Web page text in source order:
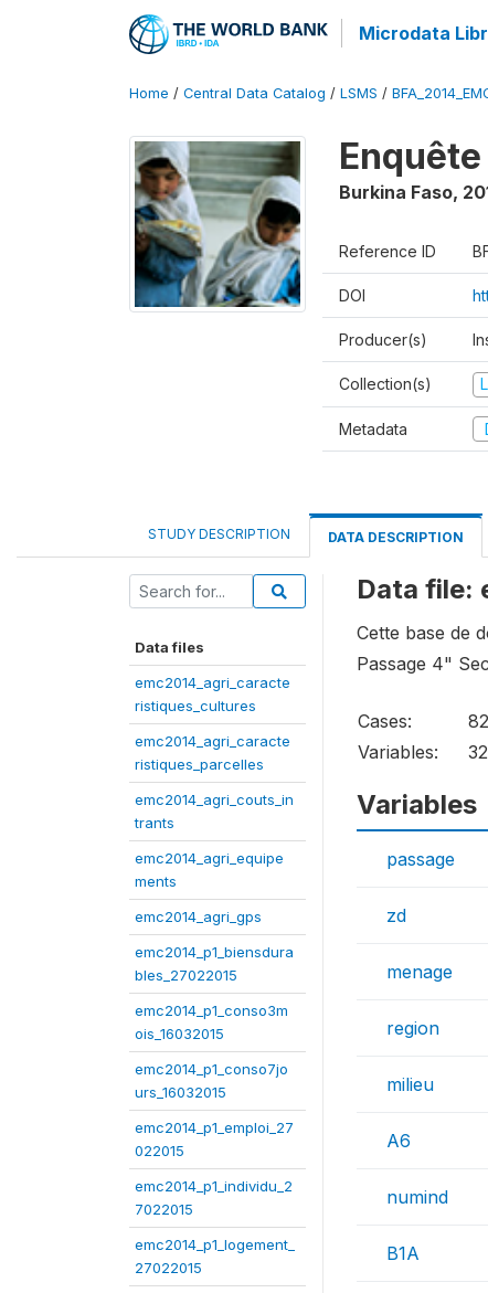
Microdata
Home / Central Data Catalog / LSMS /
Burkina Faso,
Reference ID
DOI
Producer(s)
Collection(s)
Metadata
STUDY DESCRIPTION DATA DESCRIPTION
Data files
emc2014_agri_caracte
ristiques_cultures
emc2014_agri_caracte
ristiques_parcelles
emc2014_agri_couts_in
trants
emc2014_agri_equipe
ments
emc2014_agri_gps
emc2014_p1_biensdura
bles_27022015
emc2014_p1_conso3m
ois_16032015
emc2014_p1_conso7jo
urs_16032015
emc2014_p1_emploi_27
022015
emc2014_p1_individu_2
7022015
emc2014_p1_logement_
27022015
Data file:
Cette base de
Passage 4"
Cases:
Variables:
32
Variables
passage
zd
menage
region
milieu
A6
numind
B1A